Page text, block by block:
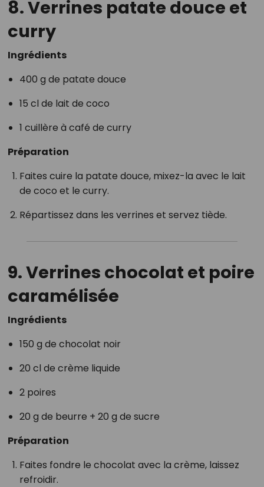
8. Verrines patate douce et
curry
Ingrédients
400 g de patate douce
15 cl de lait de coco
1 cuillère à café de curry
Préparation
Faites cuire la patate douce, mixez-la avec le lait
de coco et le curry.
Répartissez dans les verrines et servez tiède.
9. Verrines chocolat et poire
caramélisée
Ingrédients
150 g de chocolat noir
20 cl de crème liquide
2 poires
20 g de beurre + 20 g de sucre
Préparation
Faites fondre le chocolat avec la crème, laissez
refroidir.